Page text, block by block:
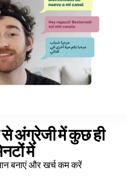
अंग्रेजी में कुछ ही
में
बनाएं और खर्च कम करें